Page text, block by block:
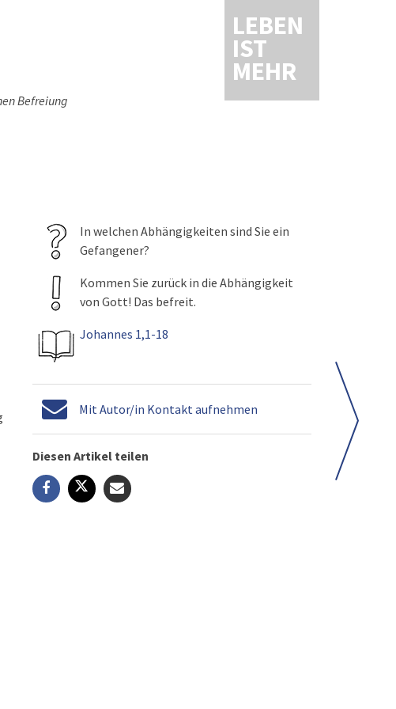
LEBEN
IST
MEHR
Befreiung
In welchen Abhängigkeiten sind Sie ein
Gefangener?
Kommen Sie zurück in die Abhängigkeit
von Gott! Das befreit.
Johannes 1,1-18
Mit Autor/in Kontakt aufnehmen
Diesen Artikel teilen